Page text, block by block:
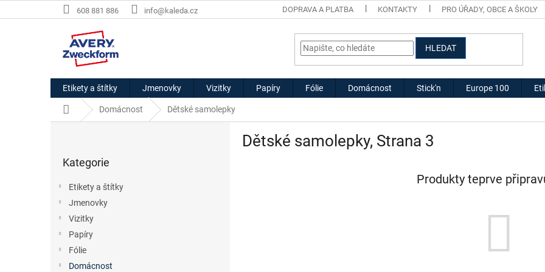
na
608 881 886 info@kaleda.cz DOPRAVA A PLATBA KONTAKTY PRO ÚŘADY, OBCE A ŠKOLY
HLEDAT
Etikety a štítky Jmenovky Vizitky Papíry Fólie Domácnost Stick'n Europe 100
Domů Domácnost Dětské samolepky
kategorie
Kategorie
Etikety a štítky
Jmenovky
Vizitky
Papíry
Fólie
Domácnost
Dětské samolepky, Strana 3
Produkty teprve